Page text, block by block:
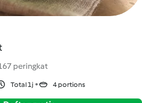
peringkat
Total 1j 4 portions